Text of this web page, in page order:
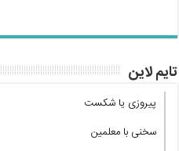
تایم لاین
پیروزی یا شکست
سخنی با معلمین